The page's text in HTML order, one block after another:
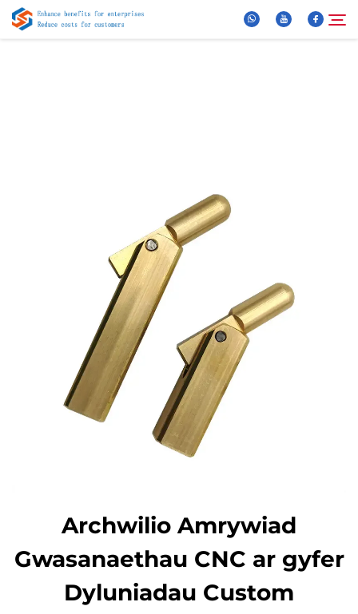
Awdurdodion Cyffredinol
Cysylltwch â Ni
Archwilio Amrywiad
Gwasanaethau CNC ar gyfer
Dyluniadau Custom